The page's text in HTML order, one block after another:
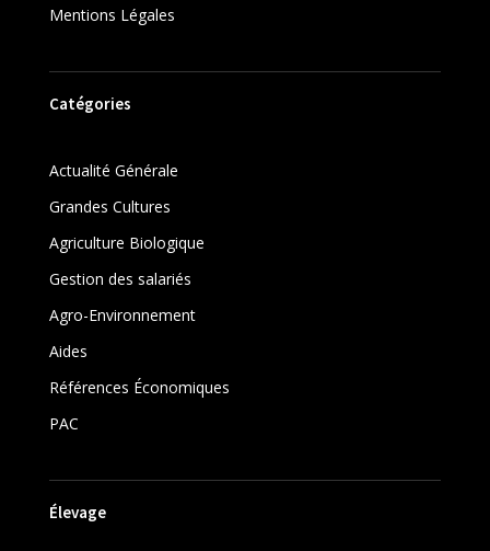
Mentions Légales
Catégories
Actualité Générale
Grandes Cultures
Agriculture Biologique
Gestion des salariés
Agro-Environnement
Aides
Références Économiques
PAC
Élevage